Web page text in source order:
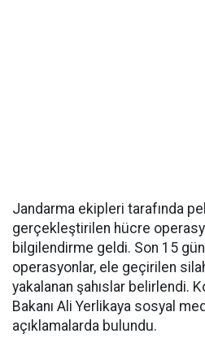
Jandarma ekipleri tarafında
gerçekleştirilen hücre
bilgilendirme geldi. Son 15
operasyonlar, ele geçirilen
yakalanan şahıslar belirlendi.
Bakanı Ali Yerlikaya sosyal
açıklamalarda bulundu.